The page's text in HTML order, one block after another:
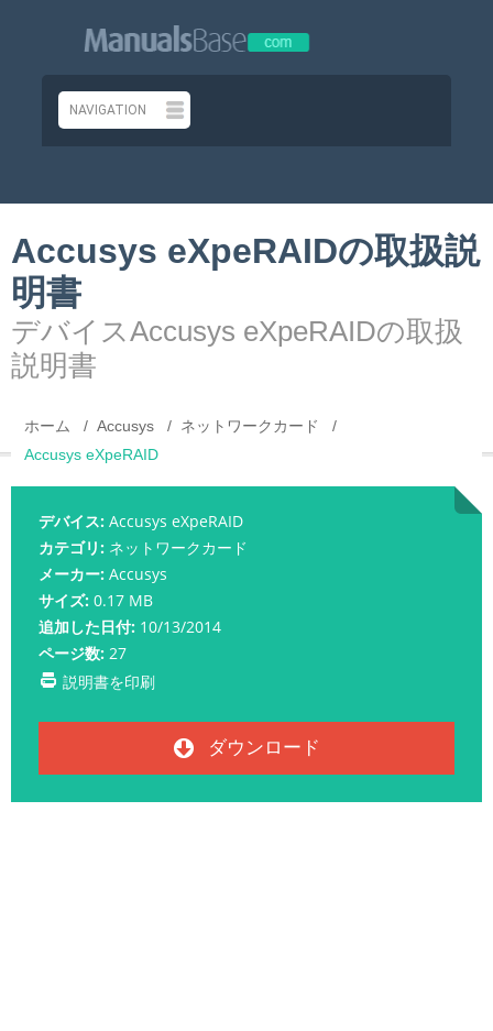
Accusys eXpeRAIDの取扱説
明書
デバイスAccusys eXpeRAIDの取扱
説明書
ホーム Accusys
ネットワークカード
Accusys eXpeRAID
デバイス: Accusys eXpeRAID
カテゴリ: ネットワークカード
メーカー: Accusys
サイズ: 0.17 MB
追加した日付: 10/13/2014
ページ数: 27
説明書を印刷
ダウンロード